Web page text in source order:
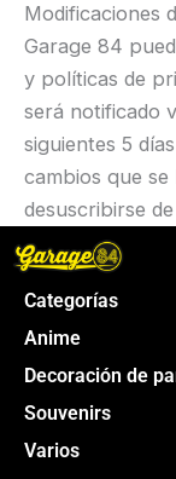
Modificaciones
Garage 84
y políticas de
será notificado
siguientes 5
cambios que
desuscribirse
Categorías
Anime
Decoración de
Souvenirs
Varios